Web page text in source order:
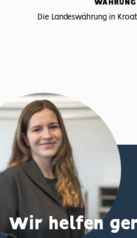
WÄHRUNG
Die Landeswährung in
Wir helfen